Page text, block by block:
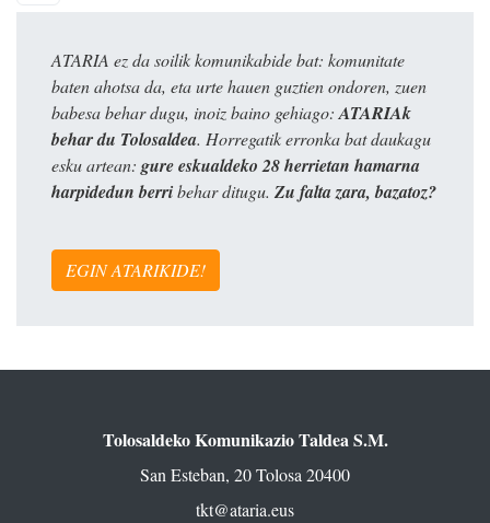
ATARIA ez da soilik komunikabide bat: komunitate
baten ahotsa da, eta urte hauen guztien ondoren, zuen
babesa behar dugu, inoiz baino gehiago: ATARIAk
behar du Tolosaldea. Horregatik erronka bat daukagu
esku artean: gure eskualdeko 28 herrietan hamarna
harpidedun berribehar ditugu. Zu falta zara, bazatoz?
EGIN ATARIKIDE!
Tolosaldeko Komunikazio Taldea S.M.
San Esteban, 20 Tolosa 20400
tkt@ataria.eus